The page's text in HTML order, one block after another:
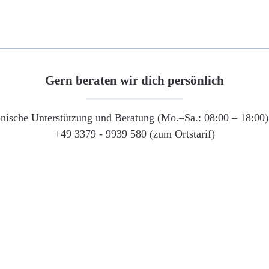
Gern beraten wir dich persönlich
Unterstützung und Beratung (Mo.–Sa.: 08:00 –
+49 3379 - 9939 580 (zum Ortstarif)